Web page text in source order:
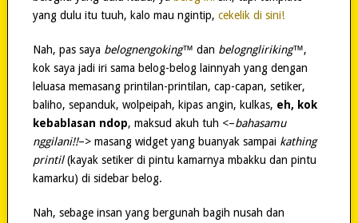
yang dulu itu tuuh, kalo mau ngintip, cekelik di sini!
Nah, pas saya belognengoking™ dan belogngliriking™,
kok saya jadi iri sama belog-belog lainnyah yang dengan
leluasa memasang printilan-printilan, cap-capan, setiker,
baliho, sepanduk, wolpeipah, kipas angin, kulkas, eh, kok
kebablasan ndop, maksud akuh tuh <–bahasamu
nggilani!!–> masang widget yang buanyak sampai kathing
printil(kayak setiker di pintu kamarnya mbakku dan pintu
kamarku) di sidebar belog.
Nah, sebage insan yang bergunah bagih nusah dan